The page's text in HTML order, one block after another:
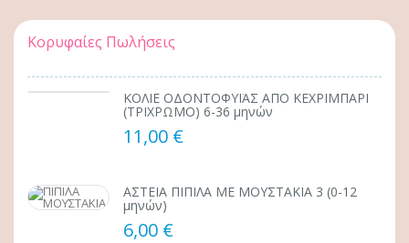
Κορυφαίες Πωλήσεις
ΚΟΛΙΕ ΟΔΟΝΤΟΦΥΪΑΣ ΑΠΟ ΚΕΧΡΙΜΠΑΡΙ
(ΤΡΙΧΡΩΜΟ) 6-36 μηνών
11,00 €
ΑΣΤΕΙΑ ΠΙΠΙΛΑ ΜΕ ΜΟΥΣΤΑΚΙΑ 3 (0-12
μηνών)
6,00 €